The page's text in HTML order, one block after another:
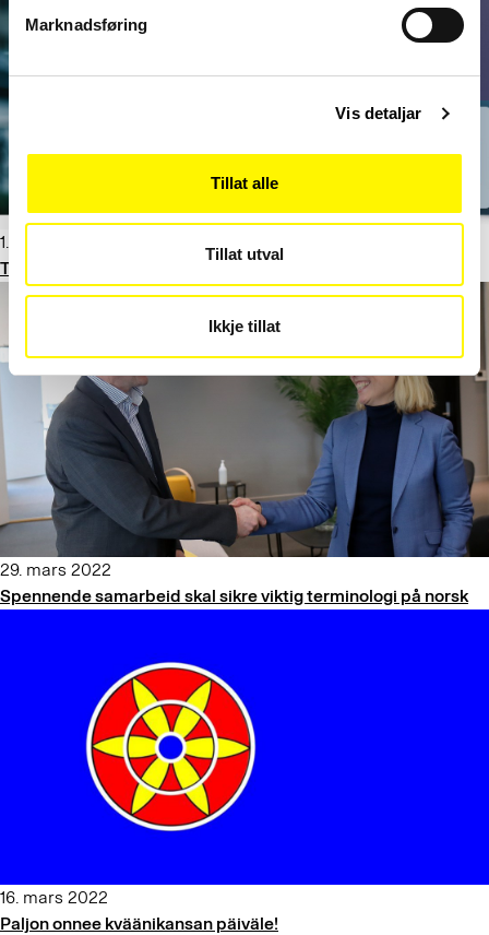
Marknadsføring
Vis detaljar
Tillat alle
Tillat utval
Ikkje tillat
1. april 2022
Tydeleg, til stades og løysingsdyktig!
29. mars 2022
Spennende samarbeid skal sikre viktig terminologi på norsk
16. mars 2022
Paljon onnee kväänikansan päiväle!